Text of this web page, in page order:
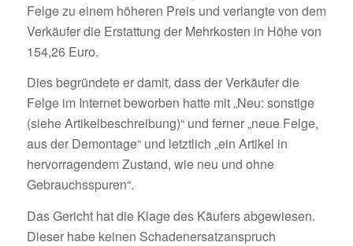
Felge zu einem höheren Preis und verlangte von dem
Verkäufer die Erstattung der Mehrkosten in Höhe von
154,26 Euro.
Dies begründete er damit, dass der Verkäufer die
Felge im Internet beworben hatte mit „Neu: sonstige
(siehe Artikelbeschreibung)“ und ferner „neue Felge,
aus der Demontage“ und letztlich „ein Artikel in
hervorragendem Zustand, wie neu und ohne
Gebrauchsspuren“.
Das Gericht hat die Klage des Käufers abgewiesen.
Dieser habe keinen Schadenersatzanspruch